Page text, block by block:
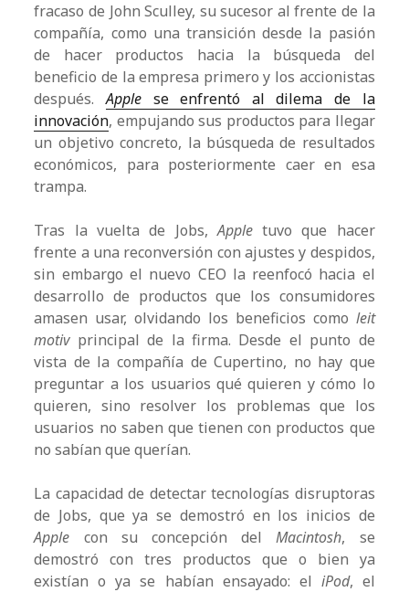
fracaso de John Sculley, su sucesor al frente de la
compañía, como una transición desde la pasión
de hacer productos hacia la búsqueda del
beneficio de la empresa primero y los accionistas
después.Applese enfrentó al dilema de la
innovación, empujando sus productos para llegar
un objetivo concreto, la búsqueda de resultados
económicos, para posteriormente caer en esa
trampa.
Tras la vuelta de Jobs,Appletuvo que hacer
frente a una reconversión con ajustes y despidos,
sin embargo el nuevo CEO la reenfocó hacia el
desarrollo de productos que los consumidores
amasen usar, olvidando los beneficios como leit
motivprincipal de la firma. Desde el punto de
vista de la compañía de Cupertino, no hay que
preguntar a los usuarios qué quieren y cómo lo
quieren, sino resolver los problemas que los
usuarios no saben que tienen con productos que
no sabían que querían.
La capacidad de detectar tecnologías disruptoras
de Jobs, que ya se demostró en los inicios de
Apple con su concepción delMacintosh, se
demostró con tres productos que o bien ya
existían o ya se habían ensayado: el iPod, el